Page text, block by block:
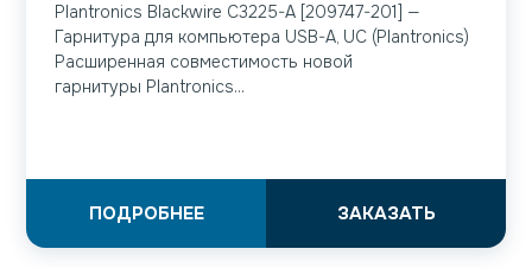
Plantronics Blackwire C3225-A [209747-201] —
Гарнитура для компьютера USB-A, UC (Plantronics)
Расширенная совместимость новой
гарнитуры Plantronics...
ЗАКАЗАТЬ
ПОДРОБНЕЕ